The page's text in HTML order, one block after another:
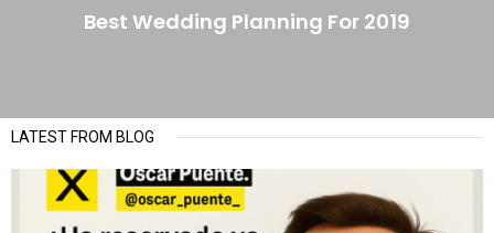
Best Wedding Planning For 2019
LATEST FROM BLOG